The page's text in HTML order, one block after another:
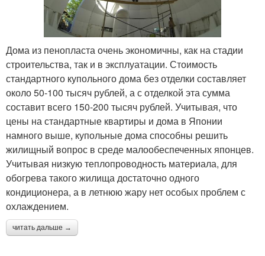
Дома из пенопласта очень экономичны, как на стадии
строительства, так и в эксплуатации. Стоимость
стандартного купольного дома без отделки составляет
около 50-100 тысяч рублей, а с отделкой эта сумма
составит всего 150-200 тысяч рублей. Учитывая, что
цены на стандартные квартиры и дома в Японии
намного выше, купольные дома способны решить
жилищный вопрос в среде малообеспеченных японцев.
Учитывая низкую теплопроводность материала, для
обогрева такого жилища достаточно одного
кондиционера, а в летнюю жару нет особых проблем с
охлаждением.
читать дальше →